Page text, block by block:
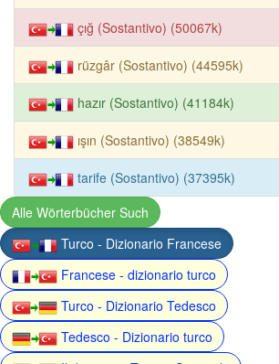
çığ (Sostantivo) (50067k)
rüzgâr (Sostantivo) (44595k)
hazır (Sostantivo) (41184k)
ışın (Sostantivo) (38549k)
tarife (Sostantivo) (37395k)
Alle Wörterbücher Such
Turco - Dizionario Francese
Francese - dizionario turco
Turco - Dizionario Tedesco
Tedesco - Dizionario turco